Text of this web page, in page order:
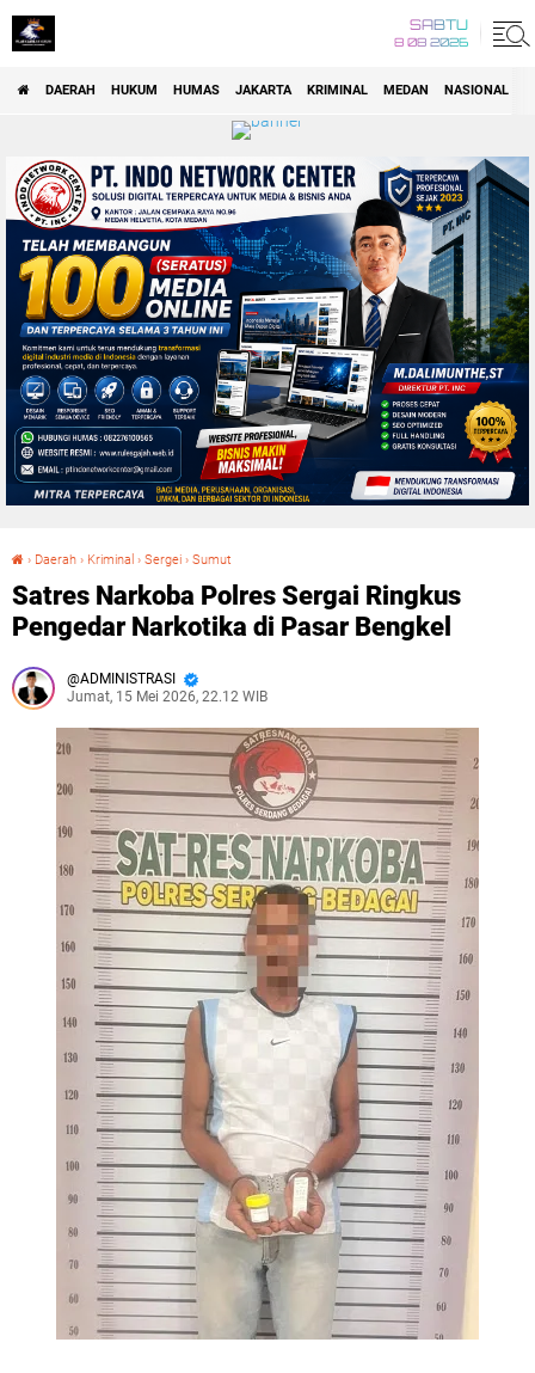
SABTU
8 08 2026
DAERAH HUKUM HUMAS JAKARTA KRIMINAL MEDAN NASIONAL
› Daerah › Kriminal › Sergei › Sumut
Satres Narkoba Polres Sergai Ringkus
Pengedar Narkotika di Pasar Bengkel
ADMINISTRASI
Jumat, 15 Mei 2026, 22.12 WIB